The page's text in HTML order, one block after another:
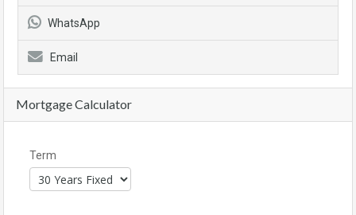
WhatsApp
Email
Mortgage Calculator
Term